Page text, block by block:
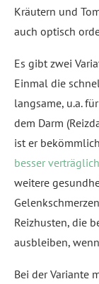
Kräutern und
auch optisch
Es gibt zwei
Einmal die
langsame, u.a.
dem Darm
ist er
besser
weitere
Reizhusten, die
ausbleiben,
Bei der Variante